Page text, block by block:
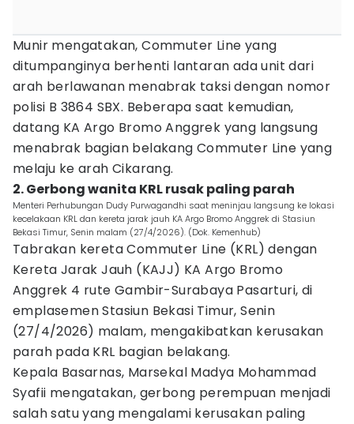
Munir mengatakan, Commuter Line yang
ditumpanginya berhenti lantaran ada unit dari
arah berlawanan menabrak taksi dengan nomor
polisi B 3864 SBX. Beberapa saat kemudian,
datang KA Argo Bromo Anggrek yang langsung
menabrak bagian belakang Commuter Line yang
melaju ke arah Cikarang.
2. Gerbong wanita KRL rusak paling parah
Menteri Perhubungan Dudy Purwagandhi saat meninjau langsung ke lokasi
kecelakaan KRL dan kereta jarak jauh KA Argo Bromo Anggrek di Stasiun
Bekasi Timur, Senin malam (27/4/2026). (Dok. Kemenhub)
Tabrakan kereta Commuter Line (KRL) dengan
Kereta Jarak Jauh (KAJJ) KA Argo Bromo
Anggrek 4 rute Gambir-Surabaya Pasarturi, di
emplasemen Stasiun Bekasi Timur, Senin
(27/4/2026) malam, mengakibatkan kerusakan
parah pada KRL bagian belakang.
Kepala Basarnas, Marsekal Madya Mohammad
Syafii mengatakan, gerbong perempuan menjadi
salah satu yang mengalami kerusakan paling